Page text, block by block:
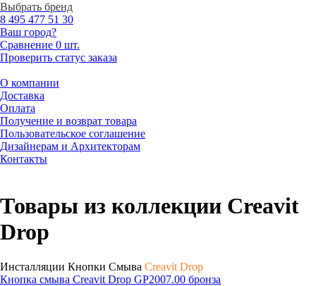
Выбрать бренд
8 495 477 51 30
Ваш город?
Сравнение 0 шт.
Проверить статус заказа
О компании
Доставка
Оплата
Получение и возврат товара
Пользовательское соглашение
Дизайнерам и Архитекторам
Контакты
Товары из коллекции Creavit
Drop
Инсталляции Кнопки Смыва Creavit Drop
Кнопка смыва Creavit Drop GP2007.00 бронза